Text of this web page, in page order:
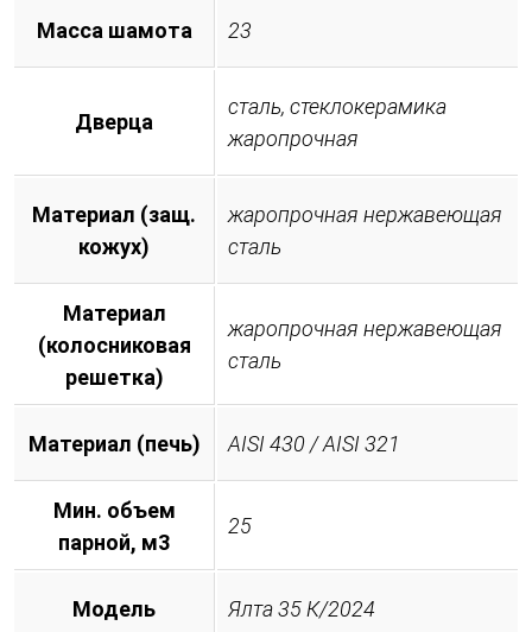
Масса шамота 23
Дверца
сталь, стеклокерамика
жаропрочная
Материал (защ.
кожух)
жаропрочная нержавеющая
сталь
Материал
(колосниковая
решетка)
жаропрочная нержавеющая
сталь
Материал (печь) AISI 430 / AISI 321
Мин. объем
парной, м3
25
Модель Ялта 35 К/2024